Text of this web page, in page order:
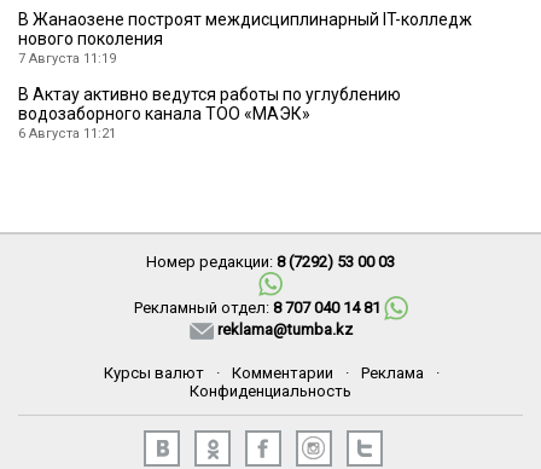
В Жанаозене построят междисциплинарный IT-колледж
нового поколения
7 Августа 11:19
В Актау активно ведутся работы по углублению
водозаборного канала ТОО «МАЭК»
6 Августа 11:21
Номер редакции: 8 (7292) 53 00 03
Рекламный отдел: 8 707 040 14 81
reklama@tumba.kz
Курсы валют · Комментарии · Реклама
·
Конфиденциальность